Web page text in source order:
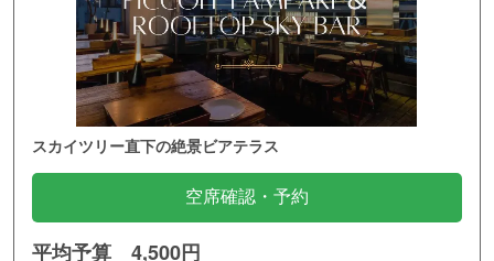
スカイツリー直下の絶景ビアテラス
空席確認・予約
平均予算 4,500円